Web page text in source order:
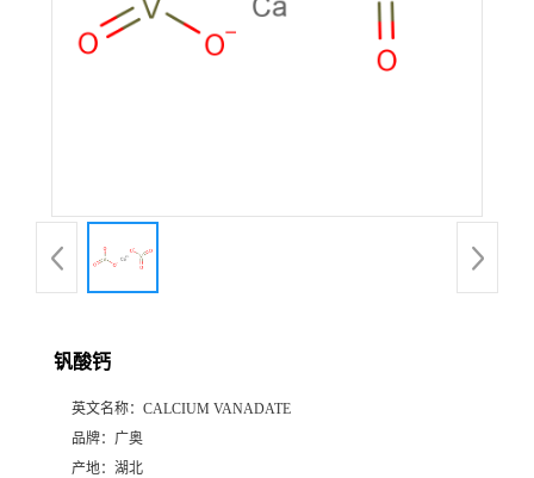
钒酸钙
英文名称： CALCIUM VANADATE
品牌： 广奥
产地： 湖北